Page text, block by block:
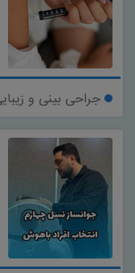
جراحی بینی و